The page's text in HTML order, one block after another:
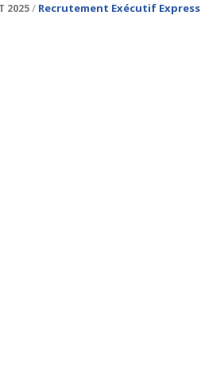
2025 Recrutement Exécutif Express